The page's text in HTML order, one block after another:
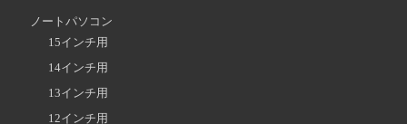
ノートパソコン
15インチ用
14インチ用
13インチ用
12インチ用